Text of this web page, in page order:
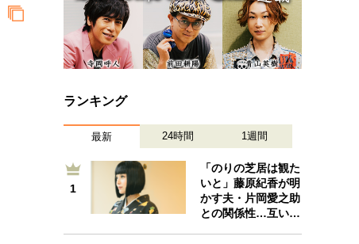
ランキング
最新 24時間 1週間
1
「のりの芝居は観た
いと」藤原紀香が明
かす夫・片岡愛之助
との関係性…互い…